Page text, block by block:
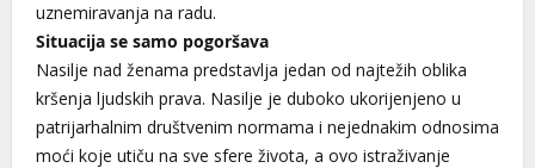
uznemiravanja na radu.
Situacija se samo pogoršava
Nasilje nad ženama predstavlja jedan od najtežih oblika
kršenja ljudskih prava. Nasilje je duboko ukorijenjeno u
patrijarhalnim društvenim normama i nejednakim odnosima
moći koje utiču na sve sfere života, a ovo istraživanje